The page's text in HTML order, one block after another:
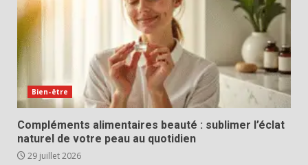
Bien-être
Compléments alimentaires beauté : sublimer l’éclat
naturel de votre peau au quotidien
29 juillet 2026